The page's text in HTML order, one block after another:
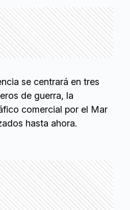
se centrará en tres
de guerra, la
comercial por el Mar
hasta ahora.